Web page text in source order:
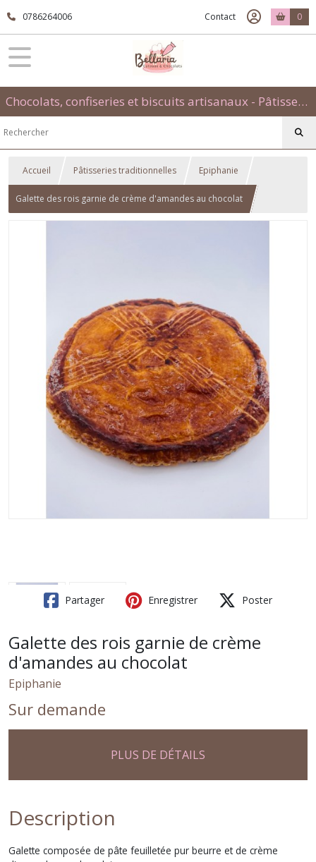
0786264006 Contact 0
Chocolats, confiseries et biscuits artisanaux - Pâtisseries évènementielles et traditionnelles
Accueil Pâtisseries traditionnelles Epiphanie
Galette des rois garnie de crème d'amandes au chocolat
Partager Enregistrer Poster
Galette des rois garnie de crème
d'amandes au chocolat
Epiphanie
Sur demande
PLUS DE DÉTAILS
Description
Galette composée de pâte feuilletée pur beurre et de crème